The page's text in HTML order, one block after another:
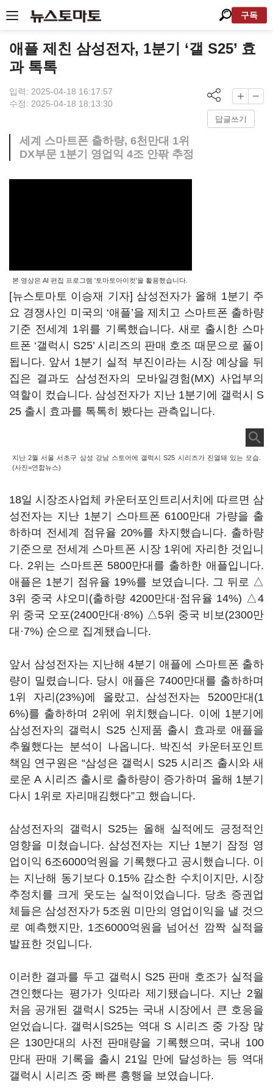
구독
애플 제친 삼성전자, 1분기 ‘갤 S25’ 효
과 톡톡
입력: 2025-04-18 16:17:57
수정: 2025-04-18 18:13:30
답글쓰기
세계 스마트폰 출하량, 6천만대 1위
DX부문 1분기 영업익 4조 안팎 추정
본 영상은 AI 편집 프로그램 '토마토아이컷'을 활용했습니다.
[뉴스토마토 이승재 기자] 삼성전자가 올해 1분기 주
요 경쟁사인 미국의 ‘애플’을 제치고 스마트폰 출하량
기준 전세계 1위를 기록했습니다. 새로 출시한 스마
트폰 ‘갤럭시 S25’ 시리즈의 판매 호조 때문으로 풀이
됩니다. 앞서 1분기 실적 부진이라는 시장 예상을 뒤
집은 결과도 삼성전자의 모바일경험(MX) 사업부의
역할이 컸습니다. 삼성전자가 지난 1분기에 갤럭시 S
25 출시 효과를 톡톡히 봤다는 관측입니다.
지난 2월 서울 서초구 삼성 강남 스토어에 갤럭시 S25 시리즈가 진열돼 있는 모습.
(사진=연합뉴스)
18일 시장조사업체 카운터포인트리서치에 따르면 삼
성전자는 지난 1분기 스마트폰 6100만대 가량을 출
하하며 전세계 점유율 20%를 차지했습니다. 출하량
기준으로 전세계 스마트폰 시장 1위에 자리한 것입니
다. 2위는 스마트폰 5800만대를 출하한 애플입니다.
애플은 1분기 점유율 19%를 보였습니다. 그 뒤로 △
3위 중국 샤오미(출하량 4200만대·점유율 14%) △4
위 중국 오포(2400만대·8%) △5위 중국 비보(2300만
대·7%) 순으로 집계됐습니다.
앞서 삼성전자는 지난해 4분기 애플에 스마트폰 출하
량이 밀렸습니다. 당시 애플은 7400만대를 출하하며
1위 자리(23%)에 올랐고, 삼성전자는 5200만대(1
6%)를 출하하며 2위에 위치했습니다. 이에 1분기에
삼성전자의 갤럭시 S25 신제품 출시 효과로 애플을
추월했다는 분석이 나옵니다. 박진석 카운터포인트
책임 연구원은 “삼성은 갤럭시 S25 시리즈 출시와 새
로운 A 시리즈 출시로 출하량이 증가하며 올해 1분기
다시 1위로 자리매김했다”고 했습니다.
삼성전자의 갤럭시 S25는 올해 실적에도 긍정적인
영향을 미쳤습니다. 삼성전자는 지난 1분기 잠정 영
업이익 6조6000억원을 기록했다고 공시했습니다. 이
는 지난해 동기보다 0.15% 감소한 수치이지만, 시장
추정치를 크게 웃도는 실적이었습니다. 당초 증권업
체들은 삼성전자가 5조원 미만의 영업이익을 낼 것으
로 예측했지만, 1조6000억원을 넘어선 깜짝 실적을
발표한 것입니다.
이러한 결과를 두고 갤럭시 S25 판매 호조가 실적을
견인했다는 평가가 잇따라 제기됐습니다. 지난 2월
처음 공개된 갤럭시 S25는 국내 시장에서 큰 호응을
얻었습니다. 갤럭시S25는 역대 S 시리즈 중 가장 많
은 130만대의 사전 판매량을 기록했으며, 국내 100
만대 판매 기록을 출시 21일 만에 달성하는 등 역대
갤럭시 시리즈 중 빠른 흥행을 보였습니다.